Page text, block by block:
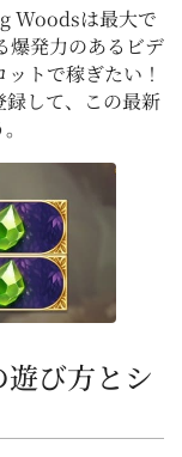
Woodsは最大で
爆発力のあるビデ
トで稼ぎたい！
録して、この最新
び方とシ